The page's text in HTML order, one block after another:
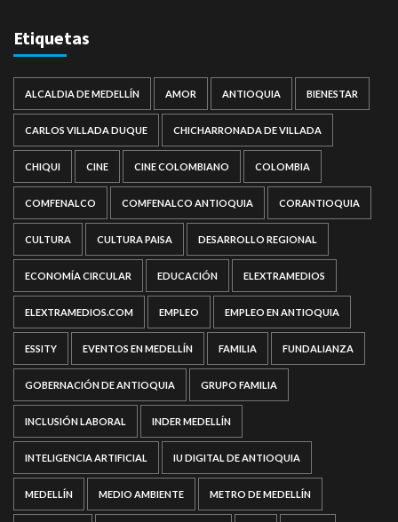
Etiquetas
ALCALDIA DE MEDELLÍN AMOR ANTIOQUIA BIENESTAR
CARLOS VILLADA DUQUE CHICHARRONADA DE VILLADA
CHIQUI CINE CINE COLOMBIANO COLOMBIA
COMFENALCO COMFENALCO ANTIOQUIA CORANTIOQUIA
CULTURA CULTURA PAISA DESARROLLO REGIONAL
ECONOMÍA CIRCULAR EDUCACIÓN ELEXTRAMEDIOS
ELEXTRAMEDIOS.COM EMPLEO EMPLEO EN ANTIOQUIA
ESSITY EVENTOS EN MEDELLÍN FAMILIA FUNDALIANZA
GOBERNACIÓN DE ANTIOQUIA GRUPO FAMILIA
INCLUSIÓN LABORAL INDER MEDELLÍN
INTELIGENCIA ARTIFICIAL IU DIGITAL DE ANTIOQUIA
MEDELLÍN MEDIO AMBIENTE METRO DE MEDELLÍN